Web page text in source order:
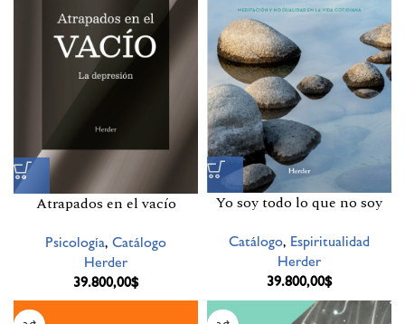
Atrapados en el vacío
Psicología, Catálogo
Herder
39.800,00$
Yo soy todo lo que no soy
Catálogo, Espiritualidad
Herder
39.800,00$